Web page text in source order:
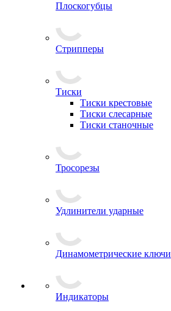
Плоскогубцы
Стрипперы
Тиски
Тиски крестовые
Тиски слесарные
Тиски станочные
Тросорезы
Удлинители ударные
Динамометрические ключи
Индикаторы